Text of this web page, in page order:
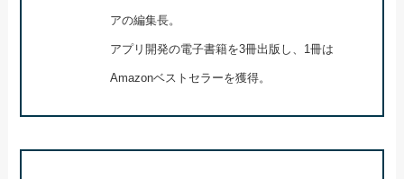
アの編集長。
アプリ開発の電子書籍を3冊出版し、1冊は
Amazonベストセラーを獲得。